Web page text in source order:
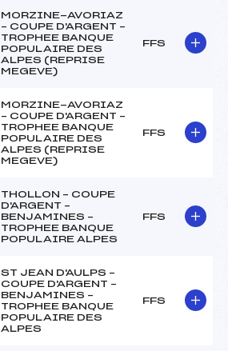
MORZINE-AVORIAZ
– COUPE D'ARGENT –
TROPHEE BANQUE
POPULAIRE DES
ALPES (REPRISE
MEGEVE)
FFS
MORZINE-AVORIAZ
– COUPE D'ARGENT –
TROPHEE BANQUE
POPULAIRE DES
ALPES (REPRISE
MEGEVE)
FFS
THOLLON – COUPE
D'ARGENT –
BENJAMINES –
TROPHEE BANQUE
POPULAIRE ALPES
FFS
ST JEAN D'AULPS –
COUPE D'ARGENT –
BENJAMINES –
TROPHEE BANQUE
POPULAIRE DES
ALPES
FFS